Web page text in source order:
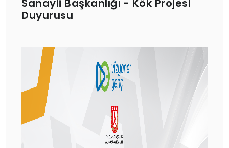
Sanayii Başkanlığı - Kök Projesi
Duyurusu